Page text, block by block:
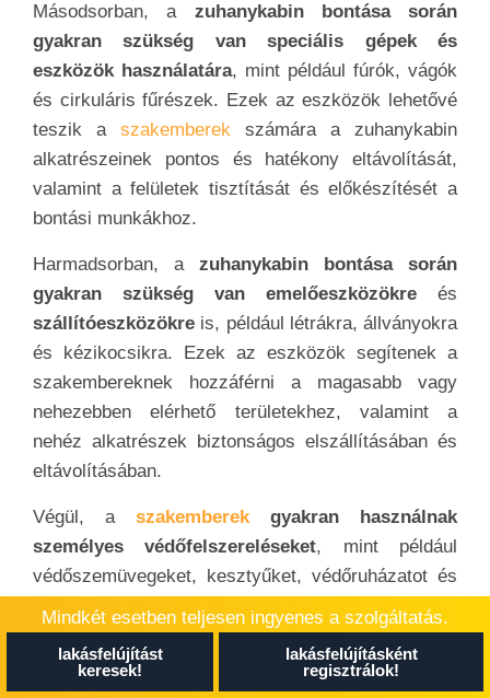
Másodsorban, a zuhanykabin bontása során
gyakran szükség van speciális gépek és
eszközök használatára, mint például fúrók, vágók
és cirkuláris fűrészek. Ezek az eszközök lehetővé
teszik a szakemberek számára a zuhanykabin
alkatrészeinek pontos és hatékony eltávolítását,
valamint a felületek tisztítását és előkészítését a
bontási munkákhoz.
Harmadsorban, a zuhanykabin bontása során
gyakran szükség van emelőeszközökre és
szállítóeszközökre is, például létrákra, állványokra
és kézikocsikra. Ezek az eszközök segítenek a
szakembereknek hozzáférni a magasabb vagy
nehezebben elérhető területekhez, valamint a
nehéz alkatrészek biztonságos elszállításában és
eltávolításában.
Végül, a szakemberek gyakran használnak
személyes védőfelszereléseket, mint például
védőszemüvegeket, kesztyűket, védőruházatot és
légszűrő maszkokat a biztonságos munkavégzés
érdekében. Ezek az eszközök védelmet nyújtanak
a szakembereknek a sérülések és balesetek ellen,
Mindkét esetben teljesen ingyenes a szolgáltatás.
lakásfelújítást
keresek!
lakásfelújításként
regisztrálok!